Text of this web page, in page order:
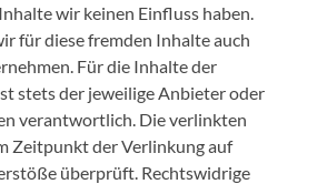
wir keinen Einfluss haben.
für diese fremden Inhalte auch
Für die Inhalte der
stets der jeweilige Anbieter oder
verantwortlich. Die verlinkten
Zeitpunkt der Verlinkung auf
überprüft. Rechtswidrige